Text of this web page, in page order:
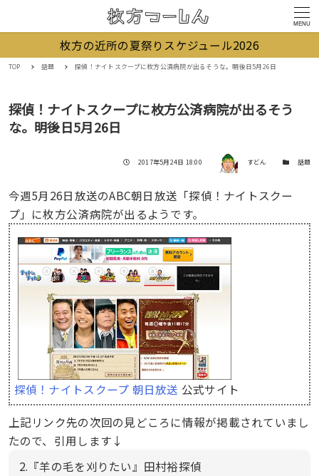
MENU
枚方の近所の夏祭りスケジュール2026
TOP 話題 探偵！ナイトスクープに枚方公済病院が出るそうな。明後日5月26日
探偵！ナイトスクープに枚方公済病院が出るそう
な。明後日5月26日
投稿日
2017年5月24日 18:00 著者 すどん カテゴリー
話題
今週5月26日放送のABC朝日放送「探偵！ナイトスクー
プ」に枚方公済病院が出るようです。
探偵！ナイトスクープ 朝日放送 公式サイト
上記リンク先の次回の見どころに情報が掲載されていまし
たので、引用します↓
2.『羊の毛を刈りたい』田村裕探偵